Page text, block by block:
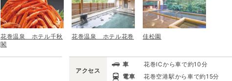
花巻温泉 ホテル千秋
閣
花巻温泉 ホテル花巻 佳松園
アクセス
車
花巻ICから車で約10分
電車
花巻空港駅から車で約15分